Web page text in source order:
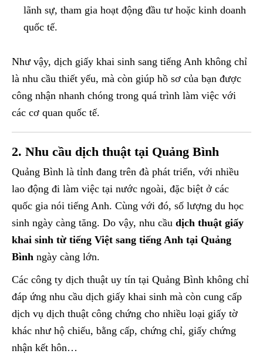
lãnh sự, tham gia hoạt động đầu tư hoặc kinh doanh
quốc tế.
Như vậy, dịch giấy khai sinh sang tiếng Anh không chỉ
là nhu cầu thiết yếu, mà còn giúp hồ sơ của bạn được
công nhận nhanh chóng trong quá trình làm việc với
các cơ quan quốc tế.
2. Nhu cầu dịch thuật tại Quảng Bình
Quảng Bình là tỉnh đang trên đà phát triển, với nhiều
lao động đi làm việc tại nước ngoài, đặc biệt ở các
quốc gia nói tiếng Anh. Cùng với đó, số lượng du học
sinh ngày càng tăng. Do vậy, nhu cầu dịch thuật giấy
khai sinh từ tiếng Việt sang tiếng Anh tại Quảng
Bình ngày càng lớn.
Các công ty dịch thuật uy tín tại Quảng Bình không chỉ
đáp ứng nhu cầu dịch giấy khai sinh mà còn cung cấp
dịch vụ dịch thuật công chứng cho nhiều loại giấy tờ
khác như hộ chiếu, bằng cấp, chứng chỉ, giấy chứng
nhận kết hôn…